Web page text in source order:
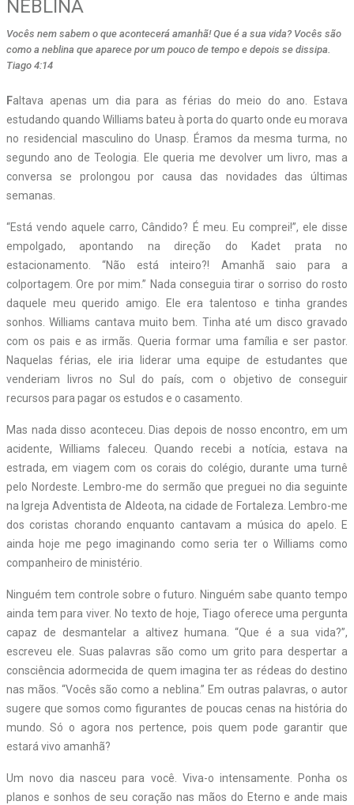
NEBLINA
Vocês nem sabem o que acontecerá amanhã! Que é a sua vida? Vocês são
como a neblina que aparece por um pouco de tempo e depois se dissipa.
Tiago 4:14
Faltava apenas um dia para as férias do meio do ano. Estava
estudando quando Williams bateu à porta do quarto onde eu morava
no residencial masculino do Unasp. Éramos da mesma turma, no
segundo ano de Teologia. Ele queria me devolver um livro, mas a
conversa se prolongou por causa das novidades das últimas
semanas.
“Está vendo aquele carro, Cândido? É meu. Eu comprei!”, ele disse
empolgado, apontando na direção do Kadet prata no
estacionamento. “Não está inteiro?! Amanhã saio para a
colportagem. Ore por mim.” Nada conseguia tirar o sorriso do rosto
daquele meu querido amigo. Ele era talentoso e tinha grandes
sonhos. Williams cantava muito bem. Tinha até um disco gravado
com os pais e as irmãs. Queria formar uma família e ser pastor.
Naquelas férias, ele iria liderar uma equipe de estudantes que
venderiam livros no Sul do país, com o objetivo de conseguir
recursos para pagar os estudos e o casamento.
Mas nada disso aconteceu. Dias depois de nosso encontro, em um
acidente, Williams faleceu. Quando recebi a notícia, estava na
estrada, em viagem com os corais do colégio, durante uma turnê
pelo Nordeste. Lembro-me do sermão que preguei no dia seguinte
na Igreja Adventista de Aldeota, na cidade de Fortaleza. Lembro-me
dos coristas chorando enquanto cantavam a música do apelo. E
ainda hoje me pego imaginando como seria ter o Williams como
companheiro de ministério.
Ninguém tem controle sobre o futuro. Ninguém sabe quanto tempo
ainda tem para viver. No texto de hoje, Tiago oferece uma pergunta
capaz de desmantelar a altivez humana. “Que é a sua vida?”,
escreveu ele. Suas palavras são como um grito para despertar a
consciência adormecida de quem imagina ter as rédeas do destino
nas mãos. “Vocês são como a neblina.” Em outras palavras, o autor
sugere que somos como figurantes de poucas cenas na história do
mundo. Só o agora nos pertence, pois quem pode garantir que
estará vivo amanhã?
Um novo dia nasceu para você. Viva-o intensamente. Ponha os
planos e sonhos de seu coração nas mãos do Eterno e ande mais